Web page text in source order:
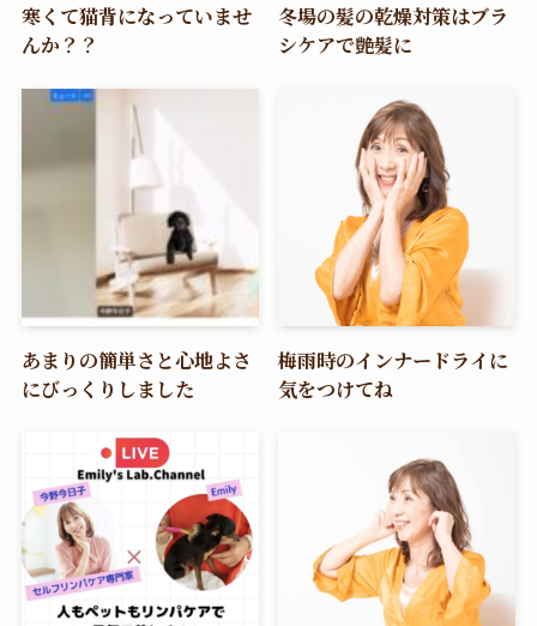
寒くて猫背になっていませ
んか？？
冬場の髪の乾燥対策はブラ
シケアで艶髪に
あまりの簡単さと心地よさ
にびっくりしました
梅雨時のインナードライに
気をつけてね